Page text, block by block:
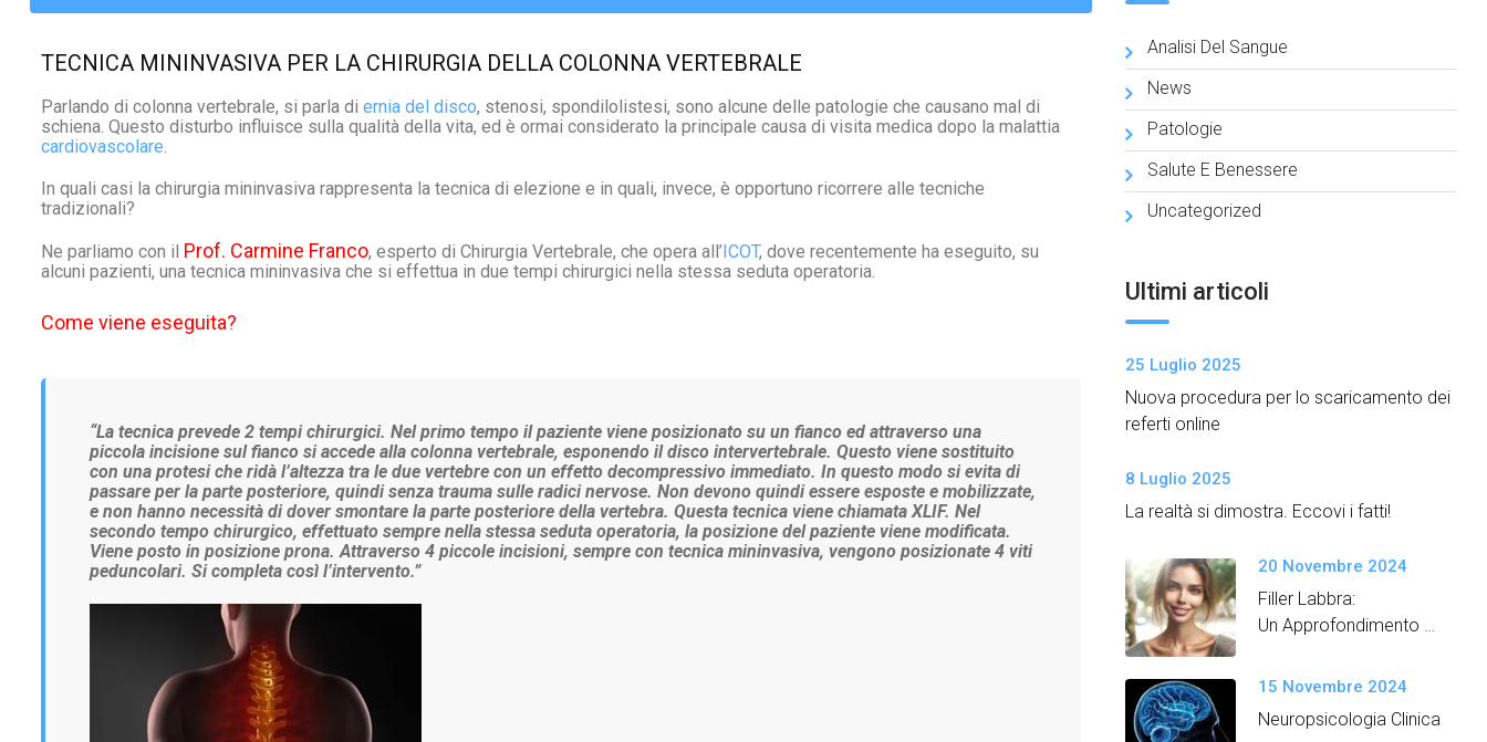
TECNICA MININVASIVA PER LA CHIRURGIA DELLA COLONNA VERTEBRALE
Parlando di colonna vertebrale, si parla di ernia del disco, stenosi, spondilolistesi, sono alcune delle patologie che causano mal di
schiena. Questo disturbo influisce sulla qualità della vita, ed è ormai considerato la principale causa di visita medica dopo la malattia
cardiovascolare.
In quali casi la chirurgia mininvasiva rappresenta la tecnica di elezione e in quali, invece, è opportuno ricorrere alle tecniche
tradizionali?
Ne parliamo con il Prof. Carmine Franco, esperto di Chirurgia Vertebrale, che opera all’ ICOT, dove recentemente ha eseguito, su
alcuni pazienti, una tecnica mininvasiva che si effettua in due tempi chirurgici nella stessa seduta operatoria.
Come viene eseguita?
“La tecnica prevede 2 tempi chirurgici. Nel primo tempo il paziente viene posizionato su un fianco ed attraverso una
piccola incisione sul fianco si accede alla colonna vertebrale, esponendo il disco intervertebrale. Questo viene sostituito
con una protesi che ridà l’altezza tra le due vertebre con un effetto decompressivo immediato. In questo modo si evita di
passare per la parte posteriore, quindi senza trauma sulle radici nervose. Non devono quindi essere esposte e mobilizzate,
e non hanno necessità di dover smontare la parte posteriore della vertebra. Questa tecnica viene chiamata XLIF. Nel
secondo tempo chirurgico, effettuato sempre nella stessa seduta operatoria, la posizione del paziente viene modificata.
Viene posto in posizione prona. Attraverso 4 piccole incisioni, sempre con tecnica mininvasiva, vengono posizionate 4 viti
peduncolari. Si completa così l’intervento.”
Analisi Del Sangue
News
Patologie
Salute E Benessere
Uncategorized
Ultimi articoli
25 Luglio 2025
Nuova procedura per lo scaricamento dei
referti online
8 Luglio 2025
La realtà si dimostra. Eccovi i fatti!
20 Novembre 2024
Filler Labbra:
Un Approfondimento
15 Novembre 2024
Neuropsicologia Clinica